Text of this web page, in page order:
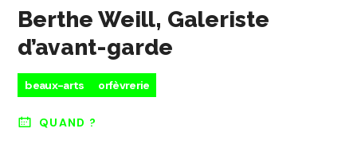
Berthe Weill, Galeriste
d’avant-garde
beaux-arts orfèvrerie
QUAND ?